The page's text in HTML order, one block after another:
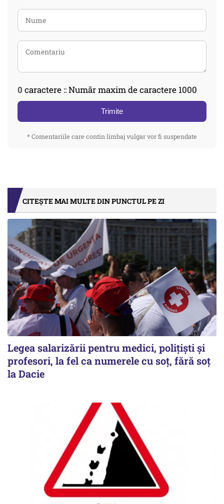
0 caractere :: Număr maxim de caractere 1000
Trimite
* Comentariile care contin limbaj vulgar vor fi suspendate
CITEȘTE MAI MULTE DIN PUNCTUL PE ZI
Legea salarizării pentru medici, polițiști și
profesori, la fel ca numerele cu soț, fără soț
la Dacie